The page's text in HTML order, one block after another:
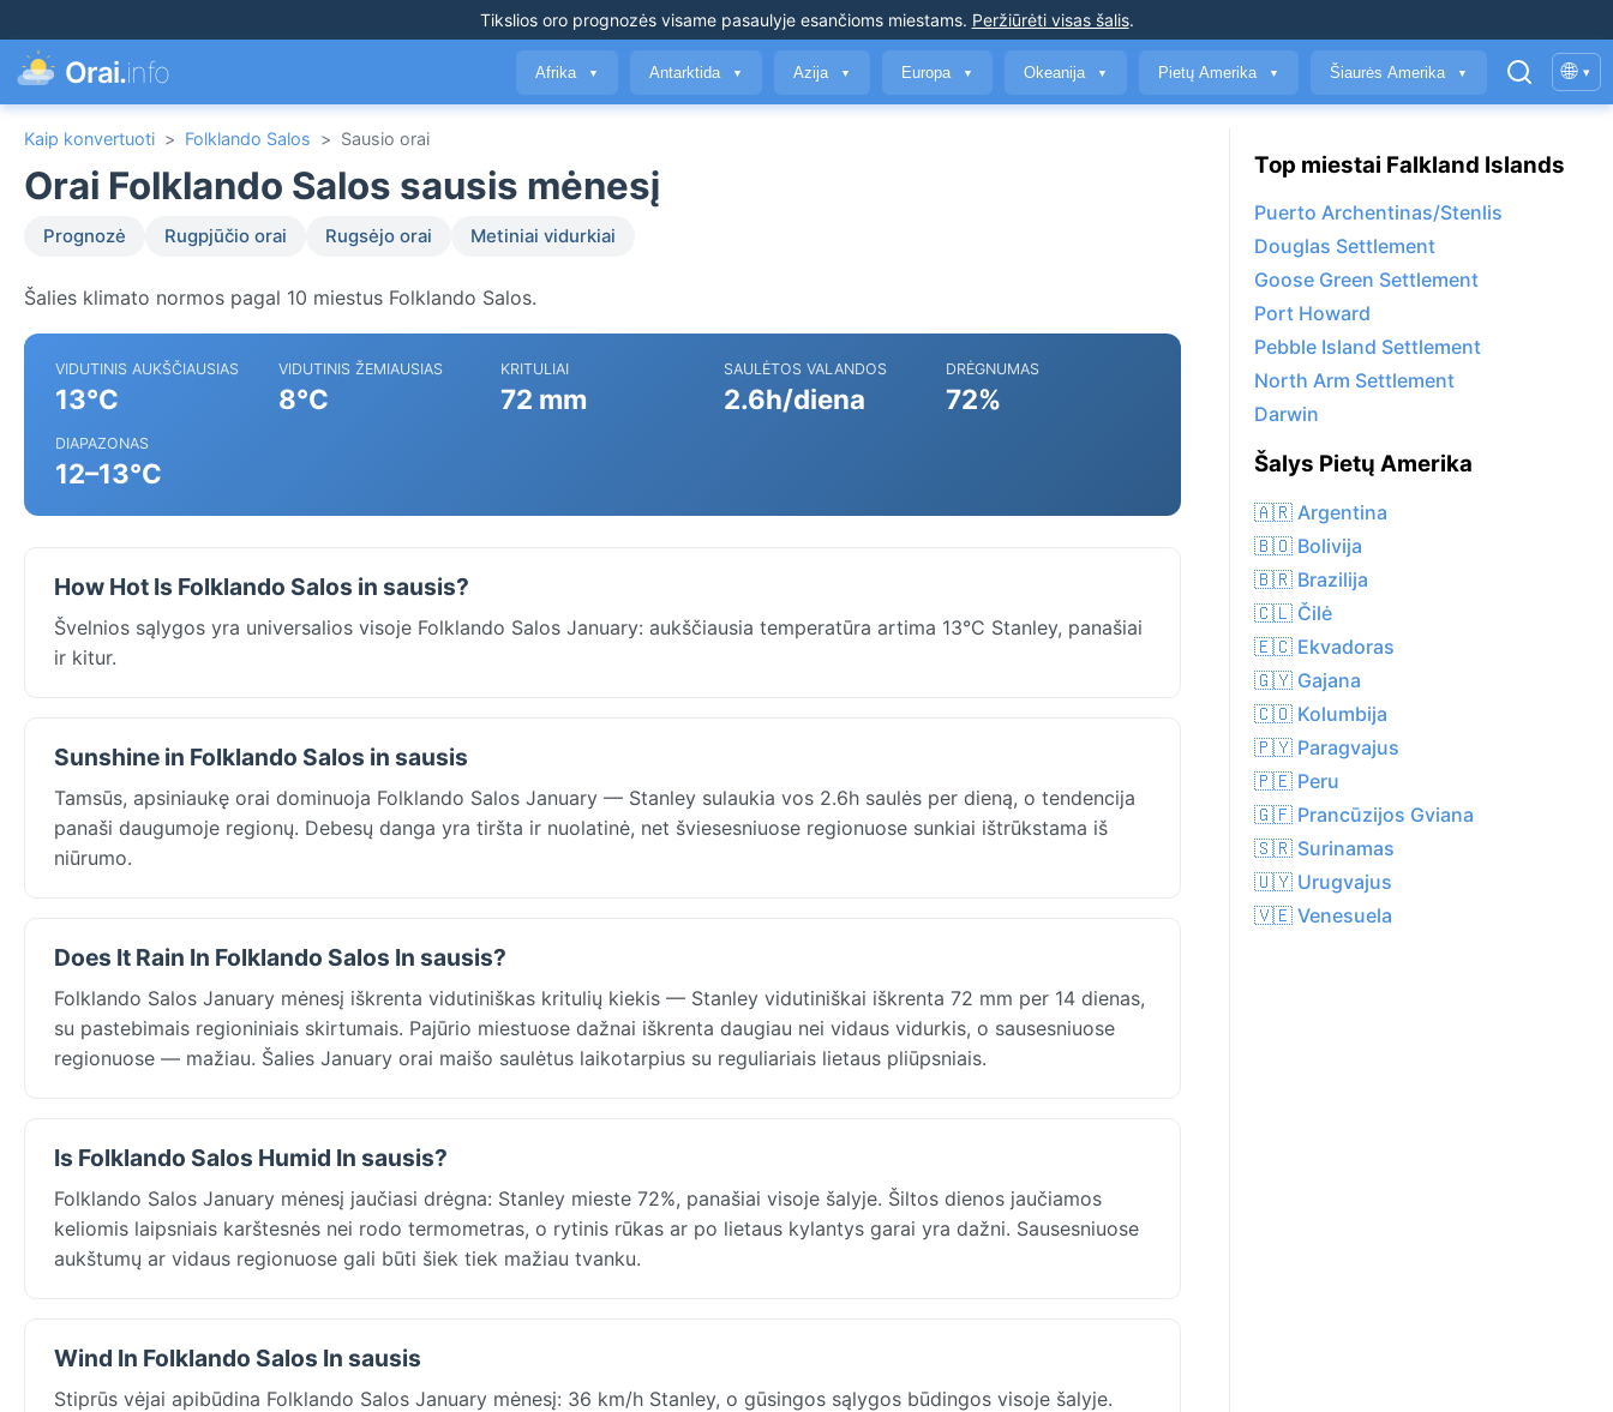
Tikslios oro prognozėsvisame pasaulyje esančioms miestams. Peržiūrėti visas šalis.
Orai.info Afrika ▼ Antarktida ▼ Azija ▼ Europa ▼ Okeanija ▼ Pietų Amerika ▼ Šiaurės Amerika ▼ 🌐 ▾
Kaip konvertuoti > Folklando Salos > Sausio orai
Orai Folklando Salos sausis mėnesį
Prognozė Rugpjūčio orai Rugsėjo orai Metiniai vidurkiai
Šalies klimato normos pagal 10 miestus Folklando Salos.
VIDUTINIS AUKŠČIAUSIAS
13°C
VIDUTINIS ŽEMIAUSIAS
8°C
KRITULIAI
72 mm
SAULĖTOS VALANDOS
2.6h/diena
DRĖGNUMAS
72%
DIAPAZONAS
12–13°C
How Hot Is Folklando Salos in sausis?
Švelnios sąlygos yra universalios visoje Folklando Salos January: aukščiausia temperatūra artima 13°C Stanley, panašiai
ir kitur.
Sunshine in Folklando Salos in sausis
Tamsūs, apsiniaukę orai dominuoja Folklando Salos January — Stanley sulaukia vos 2.6h saulės per dieną, o tendencija
panaši daugumoje regionų. Debesų danga yra tiršta ir nuolatinė, net šviesesniuose regionuose sunkiai ištrūkstama iš
niūrumo.
Does It Rain In Folklando Salos In sausis?
Folklando Salos January mėnesį iškrenta vidutiniškas kritulių kiekis — Stanley vidutiniškai iškrenta 72 mm per 14 dienas,
su pastebimais regioniniais skirtumais. Pajūrio miestuose dažnai iškrenta daugiau nei vidaus vidurkis, o sausesniuose
regionuose — mažiau. Šalies January orai maišo saulėtus laikotarpius su reguliariais lietaus pliūpsniais.
Is Folklando Salos Humid In sausis?
Folklando Salos January mėnesį jaučiasi drėgna: Stanley mieste 72%, panašiai visoje šalyje. Šiltos dienos jaučiamos
keliomis laipsniais karštesnės nei rodo termometras, o rytinis rūkas ar po lietaus kylantys garai yra dažni. Sausesniuose
aukštumų ar vidaus regionuose gali būti šiek tiek mažiau tvanku.
Wind In Folklando Salos In sausis
Stiprūs vėjai apibūdina Folklando Salos January mėnesį: 36 km/h Stanley, o gūsingos sąlygos būdingos visoje šalyje.
Top miestai Falkland Islands
Puerto Archentinas/Stenlis
Douglas Settlement
Goose Green Settlement
Port Howard
Pebble Island Settlement
North Arm Settlement
Darwin
Šalys Pietų Amerika
🇦🇷 Argentina
🇧🇴 Bolivija
🇧🇷 Brazilija
🇨🇱 Čilė
🇪🇨 Ekvadoras
🇬🇾 Gajana
🇨🇴 Kolumbija
🇵🇾 Paragvajus
🇵🇪 Peru
🇬🇫 Prancūzijos Gviana
🇸🇷 Surinamas
🇺🇾 Urugvajus
🇻🇪 Venesuela